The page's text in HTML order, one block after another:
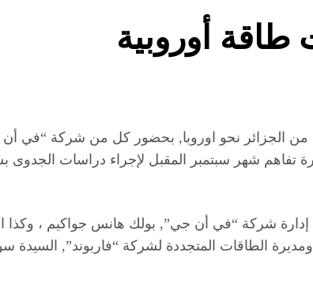
الجزائر نحو اوروبا, بحضور كل من شركة “في أن
تفاهم شهر سبتمبر المقبل لإجراء دراسات
شركة “في أن جي”, بولك هانس جواكيم ، وكذا
الطاقات المتجددة لشركة “فاربوند”, السيدة